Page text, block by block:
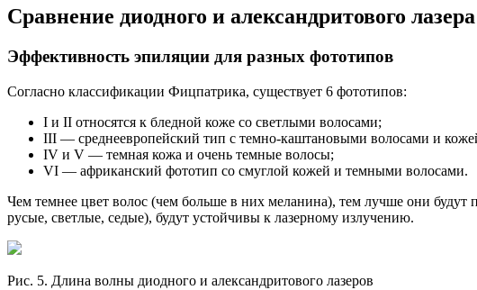
Сравнение диодного и александритового лазера
Эффективность эпиляции для разных фототипов
Согласно классификации Фицпатрика, существует 6 фототипов:
I и II относятся к бледной коже со светлыми волосами;
III — среднеевропейский тип с темно-каштановыми волосами и
IV и V — темная кожа и очень темные волосы;
VI — африканский фототип со смуглой кожей и темными волосами.
Чем темнее цвет волос (чем больше в них меланина), тем лучше они
русые, светлые, седые), будут устойчивы к лазерному излучению.
Рис. 5. Длина волны диодного и александритового лазеров